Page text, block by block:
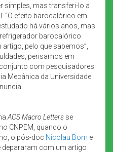
simples, mas transferi-lo a
“O efeito barocalórico em
há vários anos, mas
barocalórico
pelo que sabemos”,
pensamos em
com pesquisadores
Mecânica da Universidade
ACS Macro Letters se
CNPEM, quando o
o pós-doc Nicolau Bom e
depararam com um artigo